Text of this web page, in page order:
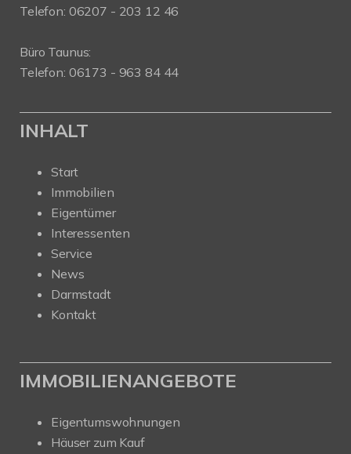
Telefon: 06207 - 203 12 46
Büro Taunus:
Telefon: 06173 - 963 84 44
INHALT
Start
Immobilien
Eigentümer
Interessenten
Service
News
Darmstadt
Kontakt
IMMOBILIENANGEBOTE
Eigentumswohnungen
Häuser zum Kauf